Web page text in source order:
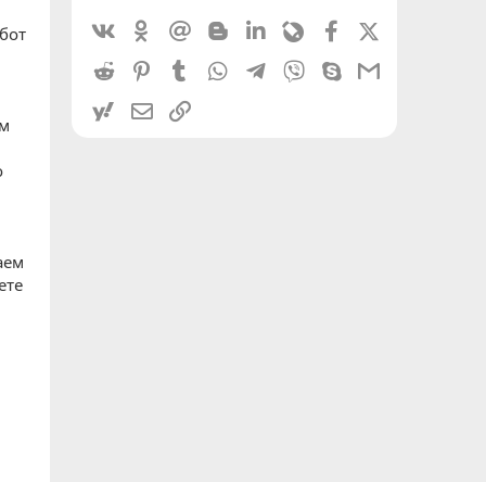
VkontakteOdnoklassniki
Mail.ru BloggerLinkedin
LivejournalFacebook
Reddit PinterestTumblr WhatsAppTelegram
Viber SkypeGmail
yahoomailЭлектронная почта